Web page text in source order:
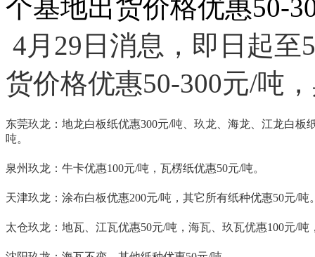
个基地出货价格优惠50-
4月29日消息，即日起
货价格优惠50-300元/吨
东莞玖龙：地龙白板纸优惠300元/吨、玖龙、海龙、江龙白板
吨。
泉州玖龙：牛卡优惠100元/吨，瓦楞纸优惠50元/吨。
天津玖龙：涂布白板优惠200元/吨，其它所有纸种优惠50元/吨
太仓玖龙：地瓦、江瓦优惠50元/吨，海瓦、玖瓦优惠100元/